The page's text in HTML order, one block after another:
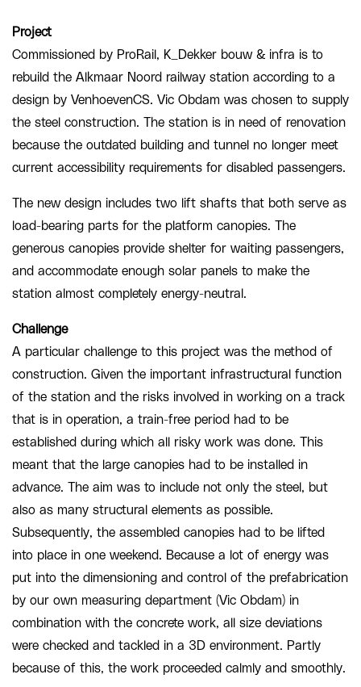
Project
Commissioned by ProRail, K_Dekker bouw & infra is to
rebuild the Alkmaar Noord railway station according to a
design by VenhoevenCS. Vic Obdam was chosen to supply
the steel construction. The station is in need of renovation
because the outdated building and tunnel no longer meet
current accessibility requirements for disabled passengers.
The new design includes two lift shafts that both serve as
load-bearing parts for the platform canopies. The
generous canopies provide shelter for waiting passengers,
and accommodate enough solar panels to make the
station almost completely energy-neutral.
Challenge
A particular challenge to this project was the method of
construction. Given the important infrastructural function
of the station and the risks involved in working on a track
that is in operation, a train-free period had to be
established during which all risky work was done. This
meant that the large canopies had to be installed in
advance. The aim was to include not only the steel, but
also as many structural elements as possible.
Subsequently, the assembled canopies had to be lifted
into place in one weekend. Because a lot of energy was
put into the dimensioning and control of the prefabrication
by our own measuring department (Vic Obdam) in
combination with the concrete work, all size deviations
were checked and tackled in a 3D environment. Partly
because of this, the work proceeded calmly and smoothly.